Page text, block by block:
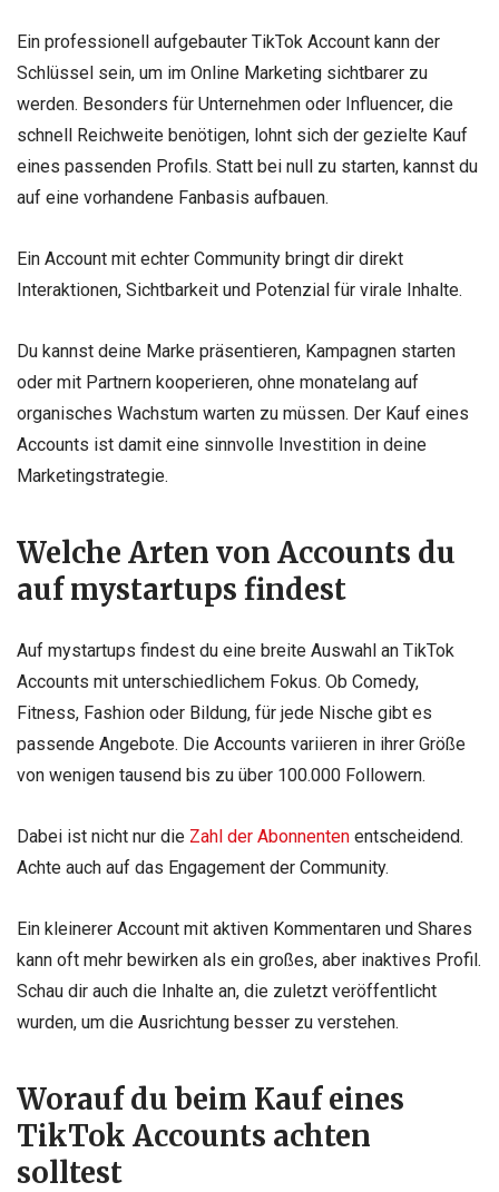
Ein professionell aufgebauter TikTok Account kann der
Schlüssel sein, um im Online Marketing sichtbarer zu
werden. Besonders für Unternehmen oder Influencer, die
schnell Reichweite benötigen, lohnt sich der gezielte Kauf
eines passenden Profils. Statt bei null zu starten, kannst du
auf eine vorhandene Fanbasis aufbauen.
Ein Account mit echter Community bringt dir direkt
Interaktionen, Sichtbarkeit und Potenzial für virale Inhalte.
Du kannst deine Marke präsentieren, Kampagnen starten
oder mit Partnern kooperieren, ohne monatelang auf
organisches Wachstum warten zu müssen. Der Kauf eines
Accounts ist damit eine sinnvolle Investition in deine
Marketingstrategie.
Welche Arten von Accounts du
auf mystartups findest
Auf mystartups findest du eine breite Auswahl an TikTok
Accounts mit unterschiedlichem Fokus. Ob Comedy,
Fitness, Fashion oder Bildung, für jede Nische gibt es
passende Angebote. Die Accounts variieren in ihrer Größe
von wenigen tausend bis zu über 100.000 Followern.
Dabei ist nicht nur die Zahl der Abonnenten entscheidend.
Achte auch auf das Engagement der Community.
Ein kleinerer Account mit aktiven Kommentaren und Shares
kann oft mehr bewirken als ein großes, aber inaktives Profil.
Schau dir auch die Inhalte an, die zuletzt veröffentlicht
wurden, um die Ausrichtung besser zu verstehen.
Worauf du beim Kauf eines
TikTok Accounts achten
solltest